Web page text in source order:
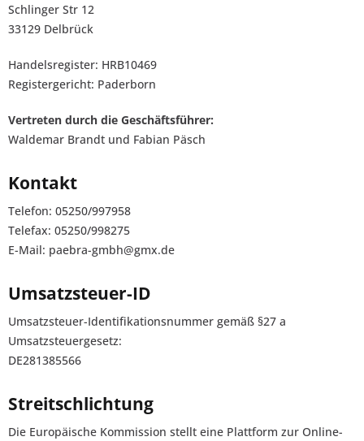
Schlinger Str 12
33129 Delbrück
Handelsregister: HRB10469
Registergericht: Paderborn
Vertreten durch die Geschäftsführer:
Waldemar Brandt und Fabian Päsch
Kontakt
Telefon: 05250/997958
Telefax: 05250/998275
E-Mail: paebra-gmbh@gmx.de
Umsatzsteuer-ID
Umsatzsteuer-Identifikationsnummer gemäß §27 a
Umsatzsteuergesetz:
DE281385566
Streitschlichtung
Die Europäische Kommission stellt eine Plattform zur Online-